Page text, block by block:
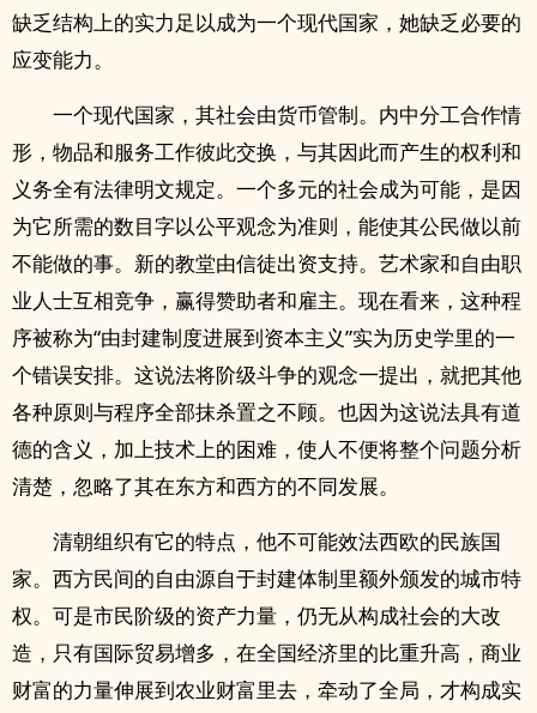
缺乏结构上的实力足以成为一个现代国家，她缺乏必要的
应变能力。
一个现代国家，其社会由货币管制。内中分工合作情
形，物品和服务工作彼此交换，与其因此而产生的权利和
义务全有法律明文规定。一个多元的社会成为可能，是因
为它所需的数目字以公平观念为准则，能使其公民做以前
不能做的事。新的教堂由信徒出资支持。艺术家和自由职
业人士互相竞争，赢得赞助者和雇主。现在看来，这种程
序被称为“由封建制度进展到资本主义”实为历史学里的一
个错误安排。这说法将阶级斗争的观念一提出，就把其他
各种原则与程序全部抹杀置之不顾。也因为这说法具有道
德的含义，加上技术上的困难，使人不便将整个问题分析
清楚，忽略了其在东方和西方的不同发展。
清朝组织有它的特点，他不可能效法西欧的民族国
家。西方民间的自由源自于封建体制里额外颁发的城市特
权。可是市民阶级的资产力量，仍无从构成社会的大改
造，只有国际贸易增多，在全国经济里的比重升高，商业
财富的力量伸展到农业财富里去，牵动了全局，才构成实